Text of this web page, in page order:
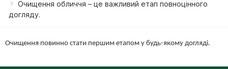
Очищення обличчя – це важливий етап повноцінного
догляду.
Очищення повинно стати першим етапом у будь-якому догляді.